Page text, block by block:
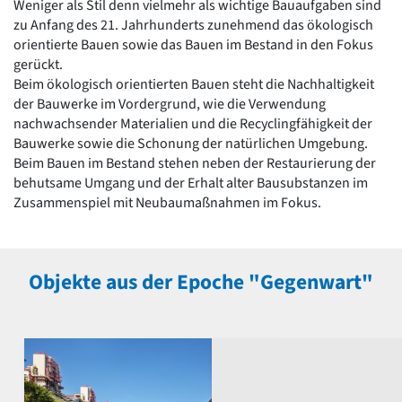
Datenschutz
Suchbegriff eingeben
Weniger als Stil denn vielmehr als wichtige Bauaufgaben sind
zu Anfang des 21. Jahrhunderts zunehmend das ökologisch
orientierte Bauen sowie das Bauen im Bestand in den Fokus
gerückt.
Beim ökologisch orientierten Bauen steht die Nachhaltigkeit
der Bauwerke im Vordergrund, wie die Verwendung
nachwachsender Materialien und die Recyclingfähigkeit der
Bauwerke sowie die Schonung der natürlichen Umgebung.
Beim Bauen im Bestand stehen neben der Restaurierung der
behutsame Umgang und der Erhalt alter Bausubstanzen im
Zusammenspiel mit Neubaumaßnahmen im Fokus.
Objekte aus der Epoche "Gegenwart"